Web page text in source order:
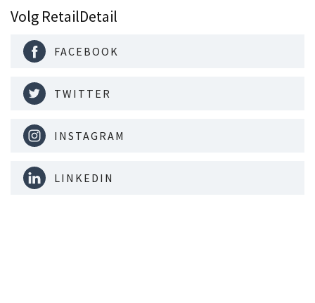
Volg RetailDetail
FACEBOOK
TWITTER
INSTAGRAM
LINKEDIN